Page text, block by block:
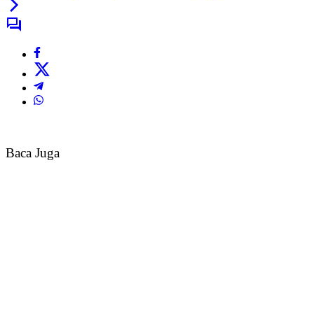
Baca Juga